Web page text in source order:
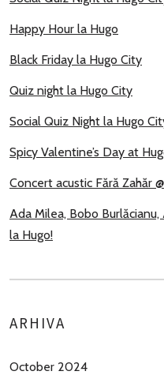
Happy Hour la Hugo
Black Friday la Hugo City
Quiz night la Hugo City
Social Quiz Night la Hugo
Spicy Valentine’s Day at
Concert acustic Fără Zahăr
Ada Milea, Bobo
la Hugo!
ARHIVA
October 2024